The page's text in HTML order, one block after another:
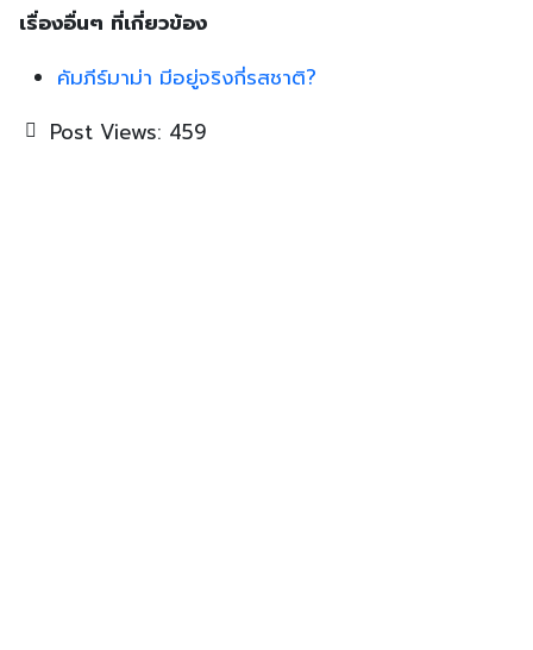
เรื่องอื่นๆ ที่เกี่ยวข้อง
คัมภีร์มาม่า มีอยู่จริงกี่รสชาติ?
Post Views: 459